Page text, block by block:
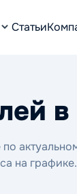
Статьи
на графике.